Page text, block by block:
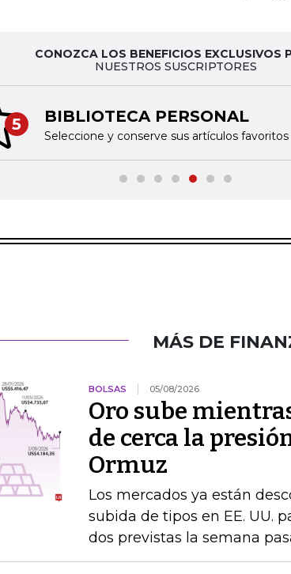
CONOZCA LOS BENEFICIOS EXCLUSIVOS
NUESTROS SUSCRIPTORES
5 BIBLIOTECA PERSONAL
Seleccione y conserve sus artículos favoritos
MÁS DE
BOLSAS 05/08/2026
Oro sube
de cerca la
Ormuz
Los mercados ya están
subida de tipos en EE. UU.
dos previstas la semana